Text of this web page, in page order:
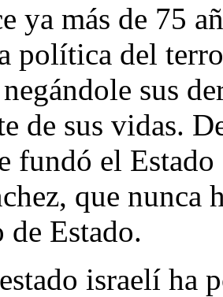
ya más de 75
política del
sus
de sus vidas.
fundó el
que nunca
Estado.
israelí ha